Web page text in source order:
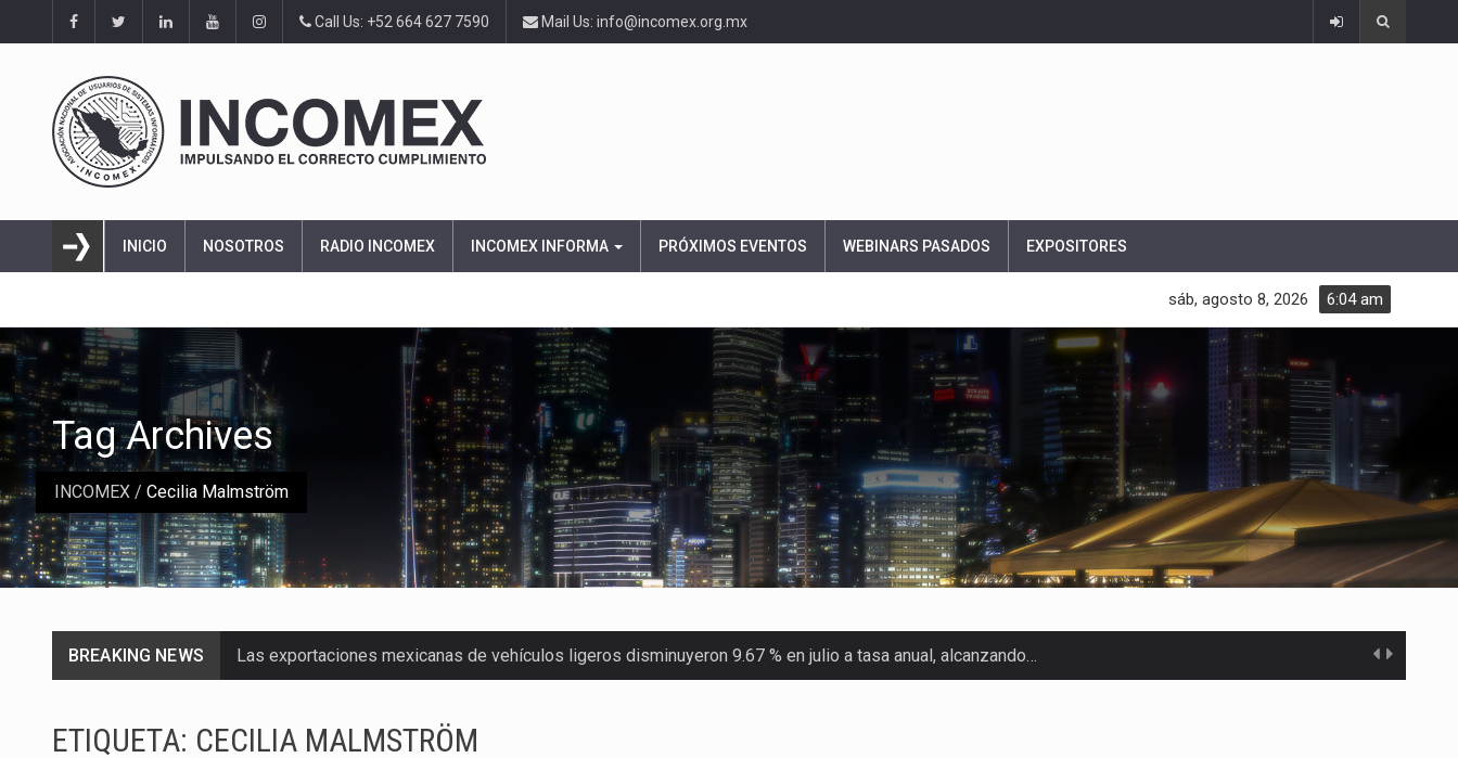
Call Us: +52 664 627 7590 Mail Us: info@incomex.org.mx
INICIO NOSOTROS RADIO INCOMEX INCOMEX INFORMA PRÓXIMOS EVENTOS WEBINARS PASADOS EXPOSITORES
6:04 am
sáb, agosto 8, 2026
INCOMEX / Cecilia Malmström
Tag Archives
BREAKING NEWS Las exportaciones mexicanas de vehículos ligeros disminuyeron 9.67 % en julio a tasa anual, alcanzando…
ETIQUETA: CECILIA MALMSTRÖM